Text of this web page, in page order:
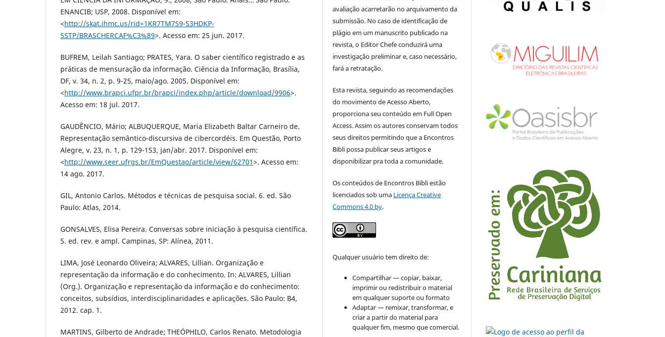
ENANCIB; USP, 2008. Disponível em:
<http://skat.ihmc.us/rid=1KR7TM7S9-S3HDKP-
5STP/BRASCHERCAF%C3%89>. Acesso em: 25 jun. 2017.
BUFREM, Leilah Santiago; PRATES, Yara. O saber científico registrado e as
práticas de mensuração da informação. Ciência da Informação, Brasília,
DF, v. 34, n. 2, p. 9-25, maio/ago. 2005. Disponível em:
<http://www.brapci.ufpr.br/brapci/index.php/article/download/9906>.
Acesso em: 18 jul. 2017.
GAUDÊNCIO, Mário; ALBUQUERQUE, Maria Elizabeth Baltar Carneiro de.
Representação semântico-discursiva de cibercordéis. Em Questão, Porto
Alegre, v. 23, n. 1, p. 129-153, jan/abr. 2017. Disponível em:
<http://www.seer.ufrgs.br/EmQuestao/article/view/62701>. Acesso em:
14 ago. 2017.
GIL, Antonio Carlos. Métodos e técnicas de pesquisa social. 6. ed. São
Paulo: Atlas, 2014.
GONSALVES, Elisa Pereira. Conversas sobre iniciação à pesquisa científica.
5. ed. rev. e ampl. Campinas, SP: Alínea, 2011.
LIMA, José Leonardo Oliveira; ALVARES, Lillian. Organização e
representação da informação e do conhecimento. In: ALVARES, Lillian
(Org.). Organização e representação da informação e do conhecimento:
conceitos, subsídios, interdisciplinaridades e aplicações. São Paulo: B4,
2012. cap. 1.
MARTINS, Gilberto de Andrade; THEÓPHILO, Carlos Renato. Metodologia
avaliação acarretarão no arquivamento da
submissão. No caso de identificação de
plágio em um manuscrito publicado na
revista, o Editor Chefe conduzirá uma
investigação preliminar e, caso necessário,
fará a retratação.
Esta revista, seguindo as recomendações
do movimento de Acesso Aberto,
proporciona seu conteúdo em Full Open
Access. Assim os autores conservam todos
seus direitos permitindo que a Encontros
Bibli possa publicar seus artigos e
disponibilizar pra toda a comunidade.
Os conteúdos de Encontros Bibli estão
licenciados sob uma Licença Creative
Commons 4.0 by.
Qualquer usuário tem direito de:
Compartilhar — copiar, baixar,
imprimir ou redistribuir o material
em qualquer suporte ou formato
Adaptar — remixar, transformar, e
criar a partir do material para
qualquer fim, mesmo que comercial.